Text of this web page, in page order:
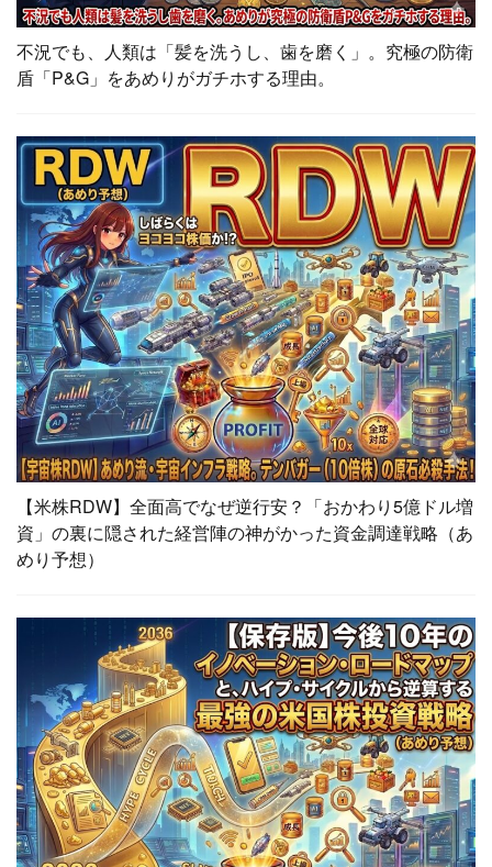
不況でも、人類は「髪を洗うし、歯を磨く」。究極の防衛
盾「P&G」をあめりがガチホする理由。
【米株RDW】全面高でなぜ逆行安？「おかわり5億ドル増
資」の裏に隠された経営陣の神がかった資金調達戦略（あ
めり予想）